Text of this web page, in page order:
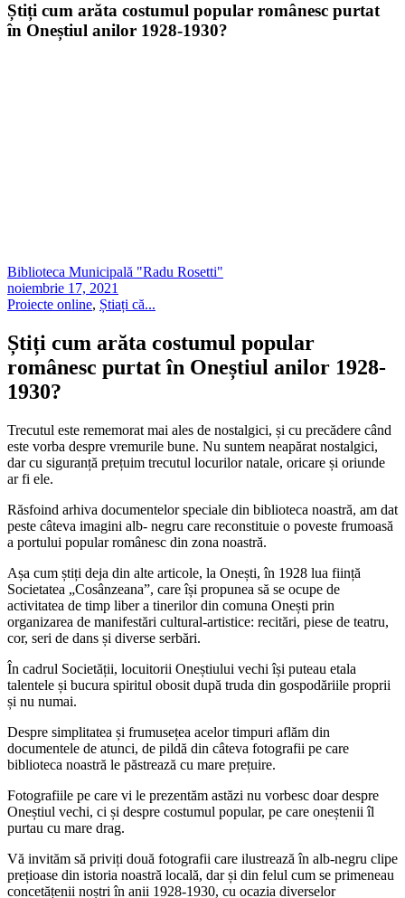
Știți cum arăta costumul popular românesc purtat
în Oneștiul anilor 1928-1930?
Biblioteca Municipală "Radu Rosetti"
noiembrie 17, 2021
Proiecte online, Știați că...
Știți cum arăta costumul popular
românesc purtat în Oneștiul anilor 1928-
1930?
Trecutul este rememorat mai ales de nostalgici, și cu precădere când
este vorba despre vremurile bune. Nu suntem neapărat nostalgici,
dar cu siguranță prețuim trecutul locurilor natale, oricare și oriunde
ar fi ele.
Răsfoind arhiva documentelor speciale din biblioteca noastră, am dat
peste câteva imagini alb- negru care reconstituie o poveste frumoasă
a portului popular românesc din zona noastră.
Așa cum știți deja din alte articole, la Onești, în 1928 lua ființă
Societatea „Cosânzeana”, care își propunea să se ocupe de
activitatea de timp liber a tinerilor din comuna Onești prin
organizarea de manifestări cultural-artistice: recitări, piese de teatru,
cor, seri de dans și diverse serbări.
În cadrul Societății, locuitorii Oneștiului vechi își puteau etala
talentele și bucura spiritul obosit după truda din gospodăriile proprii
și nu numai.
Despre simplitatea și frumusețea acelor timpuri aflăm din
documentele de atunci, de pildă din câteva fotografii pe care
biblioteca noastră le păstrează cu mare prețuire.
Fotografiile pe care vi le prezentăm astăzi nu vorbesc doar despre
Oneștiul vechi, ci și despre costumul popular, pe care oneștenii îl
purtau cu mare drag.
Vă invităm să priviți două fotografii care ilustrează în alb-negru clipe
prețioase din istoria noastră locală, dar și din felul cum se primeneau
concetățenii noștri în anii 1928-1930, cu ocazia diverselor